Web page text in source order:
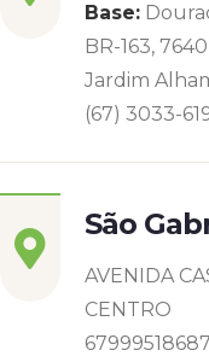
Base:
BR-163,
Jardim
(67) 3033-
São
AVENIDA
CENTRO